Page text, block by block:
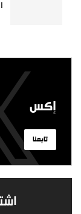
إكس
تابعنا